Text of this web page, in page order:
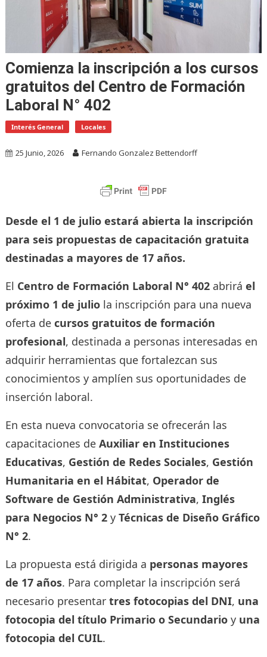
Comienza la inscripción a los cursos
gratuitos del Centro de Formación
Laboral N° 402
Interés General Locales
25 Junio, 2026 Fernando Gonzalez Bettendorff
Desde el 1 de julio estará abierta la inscripción
para seis propuestas de capacitación gratuita
destinadas a mayores de 17 años.
El Centro de Formación Laboral N° 402abrirá el
próximo 1 de juliola inscripción para una nueva
oferta de cursos gratuitos de formación
profesional, destinada a personas interesadas en
adquirir herramientas que fortalezcan sus
conocimientos y amplíen sus oportunidades de
inserción laboral.
En esta nueva convocatoria se ofrecerán las
capacitaciones de Auxiliar en Instituciones
Educativas, Gestión de Redes Sociales, Gestión
Humanitaria en el Hábitat, Operador de
Software de Gestión Administrativa, Inglés
para Negocios N° 2y Técnicas de Diseño Gráfico
N° 2.
La propuesta está dirigida a personas mayores
de 17 años. Para completar la inscripción será
necesario presentar tres fotocopias del DNI, una
fotocopia del título Primario o Secundarioy una
fotocopia del CUIL.